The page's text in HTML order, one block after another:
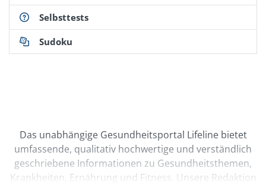
Selbsttests
Sudoku
Das unabhängige Gesundheitsportal Lifeline bietet
umfassende, qualitativ hochwertige und verständlich
geschriebene Informationen zu Gesundheitsthemen,
Krankheiten, Ernährung und Fitness. Unsere Redaktion